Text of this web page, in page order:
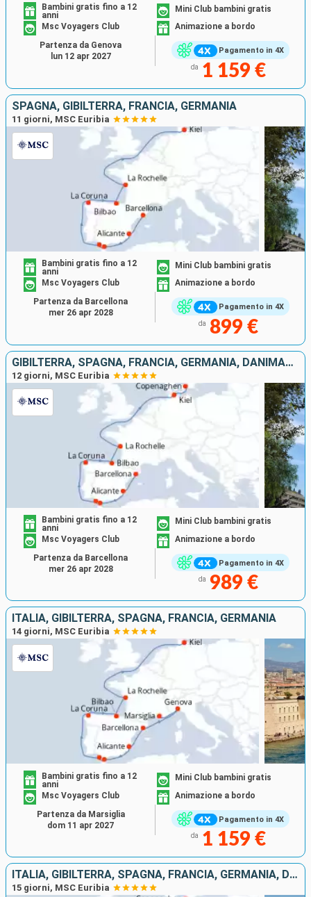
Pagamento in 4X
Bambini gratis fino a 12
anni
Mini Club bambini gratis
Msc Voyagers Club
Animazione a bordo
da 1 159 €
Partenza da Genova
lun 12 apr 2027
SPAGNA, GIBILTERRA, FRANCIA, GERMANIA
11 giorni, MSC Euribia
Pagamento in 4X
Bambini gratis fino a 12
anni
Mini Club bambini gratis
Msc Voyagers Club
Animazione a bordo
da 899 €
Partenza da Barcellona
mer 26 apr 2028
GIBILTERRA, SPAGNA, FRANCIA, GERMANIA, DANIMARCA
12 giorni, MSC Euribia
Pagamento in 4X
Bambini gratis fino a 12
anni
Mini Club bambini gratis
Msc Voyagers Club
Animazione a bordo
da 989 €
Partenza da Barcellona
mer 26 apr 2028
ITALIA, GIBILTERRA, SPAGNA, FRANCIA, GERMANIA
14 giorni, MSC Euribia
Pagamento in 4X
Bambini gratis fino a 12
anni
Mini Club bambini gratis
Msc Voyagers Club
Animazione a bordo
da 1 159 €
Partenza da Marsiglia
dom 11 apr 2027
ITALIA, GIBILTERRA, SPAGNA, FRANCIA, GERMANIA, DANIMARCA
15 giorni, MSC Euribia